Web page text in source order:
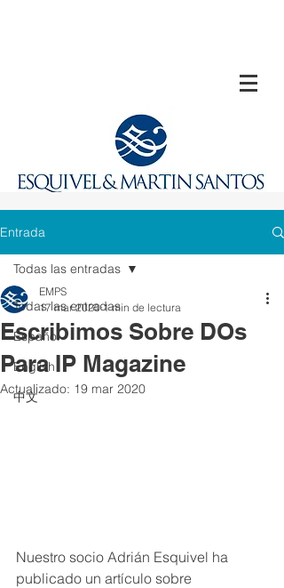
Entrada
Todas las entradas
Español
English
中文
Todas las entradas
Escribimos Sobre DOs
Para IP Magazine
EMPS
17 mar 2020 1 min de lectura
Actualizado: 19 mar 2020
Nuestro socio Adrián Esquivel ha
publicado un artículo sobre